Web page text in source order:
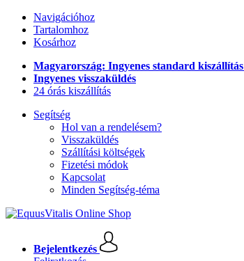
Navigációhoz
Tartalomhoz
Kosárhoz
Magyarország: Ingyenes standard kiszállítás
Ingyenes visszaküldés
24 órás kiszállítás
Segítség
Hol van a rendelésem?
Visszaküldés
Szállítási költségek
Fizetési módok
Kapcsolat
Minden Segítség-téma
Bejelentkezés